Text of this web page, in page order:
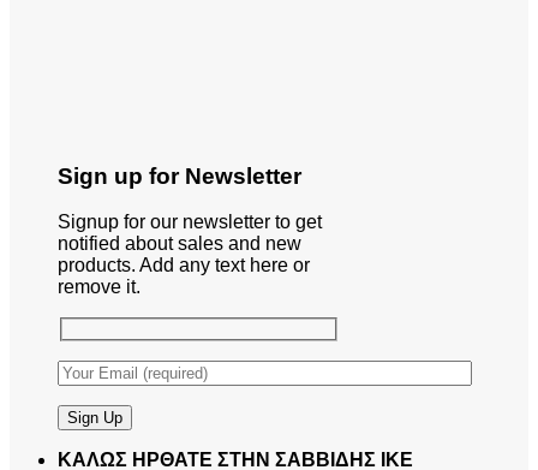
Sign up for Newsletter
Signup for our newsletter to get
notified about sales and new
products. Add any text here or
remove it.
ΚΑΛΩΣ ΗΡΘΑΤΕ ΣΤΗΝ ΣΑΒΒΙΔΗΣ ΙΚΕ